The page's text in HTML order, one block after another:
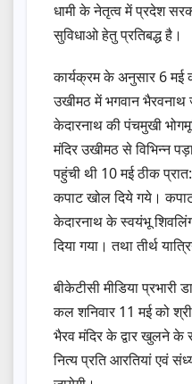
धामी के नेतृत्व में प्रदेश
सुविधाओ हेतु प्रतिबद्ध है।
कार्यक्रम के अनुसार 6 मई
उखीमठ में भगवान भैरवनाथ
केदारनाथ की पंचमुखी
मंदिर उखीमठ से विभिन्न
पहुंची थी 10 मई ठीक
कपाट खोल दिये गये।
केदारनाथ के स्वयंभू
दिया गया। तथा तीर्थ
बीकेटीसी मीडिया प्रभारी
कल शनिवार 11 मई को
भैरव मंदिर के द्वार खुलने के
नित्य प्रति आरतियां एवं